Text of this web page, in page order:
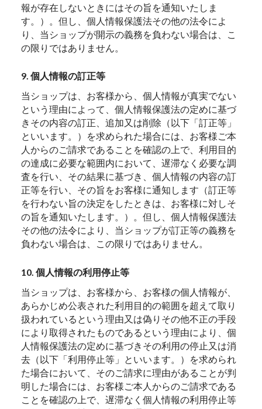
報が存在しないときにはその旨を通知いたしま
す。）。但し、個人情報保護法その他の法令によ
り、当ショップが開示の義務を負わない場合は、こ
の限りではありません。
9. 個人情報の訂正等
当ショップは、お客様から、個人情報が真実でない
という理由によって、個人情報保護法の定めに基づ
きその内容の訂正、追加又は削除（以下「訂正等」
といいます。）を求められた場合には、お客様ご本
人からのご請求であることを確認の上で、利用目的
の達成に必要な範囲内において、遅滞なく必要な調
査を行い、その結果に基づき、個人情報の内容の訂
正等を行い、その旨をお客様に通知します（訂正等
を行わない旨の決定をしたときは、お客様に対しそ
の旨を通知いたします。）。但し、個人情報保護法
その他の法令により、当ショップが訂正等の義務を
負わない場合は、この限りではありません。
10. 個人情報の利用停止等
当ショップは、お客様から、お客様の個人情報が、
あらかじめ公表された利用目的の範囲を超えて取り
扱われているという理由又は偽りその他不正の手段
により取得されたものであるという理由により、個
人情報保護法の定めに基づきその利用の停止又は消
去（以下「利用停止等」といいます。）を求められ
た場合において、そのご請求に理由があることが判
明した場合には、お客様ご本人からのご請求である
ことを確認の上で、遅滞なく個人情報の利用停止等